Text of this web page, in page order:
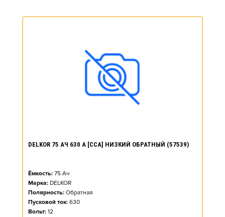
DELKOR 75 АЧ 630 А [CCA] НИЗКИЙ ОБРАТНЫЙ (57539)
Ёмкость: 75 Ач
Марка: DELKOR
Полярность: Обратная
Пусковой ток: 630
Вольт: 12